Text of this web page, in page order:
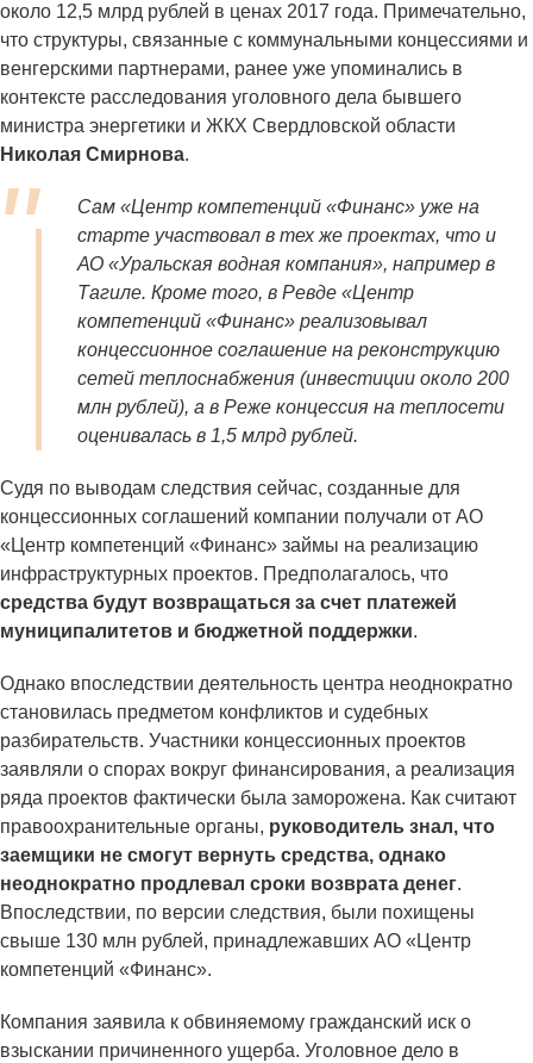
около 12,5 млрд рублей в ценах 2017 года. Примечательно,
что структуры, связанные с коммунальными концессиями и
венгерскими партнерами, ранее уже упоминались в
контексте расследования уголовного дела бывшего
министра энергетики и ЖКХ Свердловской области
Николая Смирнова.
Сам «Центр компетенций «Финанс» уже на
старте участвовал в тех же проектах, что и
АО «Уральская водная компания», например в
Тагиле. Кроме того, в Ревде «Центр
компетенций «Финанс» реализовывал
концессионное соглашение на реконструкцию
сетей теплоснабжения (инвестиции около 200
млн рублей), а в Реже концессия на теплосети
оценивалась в 1,5 млрд рублей.
Судя по выводам следствия сейчас, созданные для
концессионных соглашений компании получали от АО
«Центр компетенций «Финанс» займы на реализацию
инфраструктурных проектов. Предполагалось, что
средства будут возвращаться за счет платежей
муниципалитетов и бюджетной поддержки.
Однако впоследствии деятельность центра неоднократно
становилась предметом конфликтов и судебных
разбирательств. Участники концессионных проектов
заявляли о спорах вокруг финансирования, а реализация
ряда проектов фактически была заморожена. Как считают
правоохранительные органы, руководитель знал, что
заемщики не смогут вернуть средства, однако
неоднократно продлевал сроки возврата денег.
Впоследствии, по версии следствия, были похищены
свыше 130 млн рублей, принадлежавших АО «Центр
компетенций «Финанс».
Компания заявила к обвиняемому гражданский иск о
взыскании причиненного ущерба. Уголовное дело в